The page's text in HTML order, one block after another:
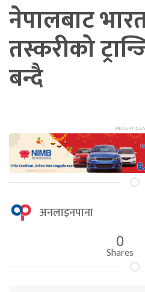
नेपालबाट
तस्करीको
बन्दै
अनलाइनपाना
0
Shares